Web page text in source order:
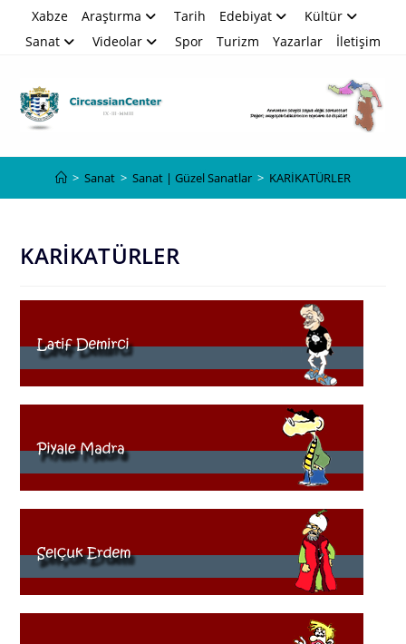
Xabze Araştırma Tarih Edebiyat
Kültür
Sanat
Videolar Spor Turizm Yazarlar İletişim
> Sanat > Sanat | Güzel Sanatlar > KARİKATÜRLER
KARİKATÜRLER